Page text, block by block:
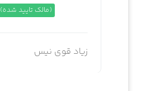
(مالک تایید شده)
زیاد قوی نیس